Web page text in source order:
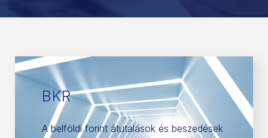
BKR
A belföldi forint átutalások és beszedések